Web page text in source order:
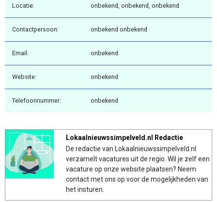
Locatie: onbekend, onbekend, onbekend
Contactpersoon: onbekend onbekend
Email: onbekend
Website: onbekend
Telefoonnummer: onbekend
Lokaalnieuwssimpelveld.nl Redactie
De redactie van Lokaalnieuwssimpelveld.nl
verzamelt vacatures uit de regio. Wil je zelf een
vacature op onze website plaatsen? Neem
contact met ons op voor de mogelijkheden van
het insturen.